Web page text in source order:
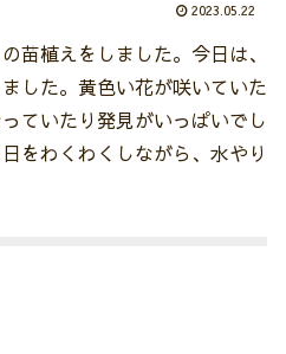
2023.05.22
苗植えをしました。今日は、
した。黄色い花が咲いていた
ていたり発見がいっぱいでし
をわくわくしながら、水やり